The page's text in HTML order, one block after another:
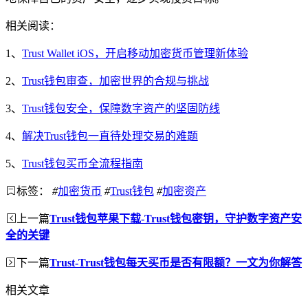
相关阅读：
1、 Trust Wallet iOS，开启移动加密货币管理新体验
2、 Trust钱包审查，加密世界的合规与挑战
3、 Trust钱包安全，保障数字资产的坚固防线
4、 解决Trust钱包一直待处理交易的难题
5、 Trust钱包买币全流程指南
标签： #加密货币 #Trust钱包 #加密资产
上一篇Trust钱包苹果下载-Trust钱包密钥，守护数字资产安
全的关键
下一篇Trust-Trust钱包每天买币是否有限额？一文为你解答
相关文章